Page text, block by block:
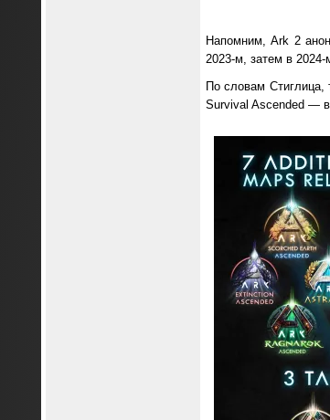
Напомним, Ark 2
2023-м, затем в
По словам Стиглица,
Survival Ascended —